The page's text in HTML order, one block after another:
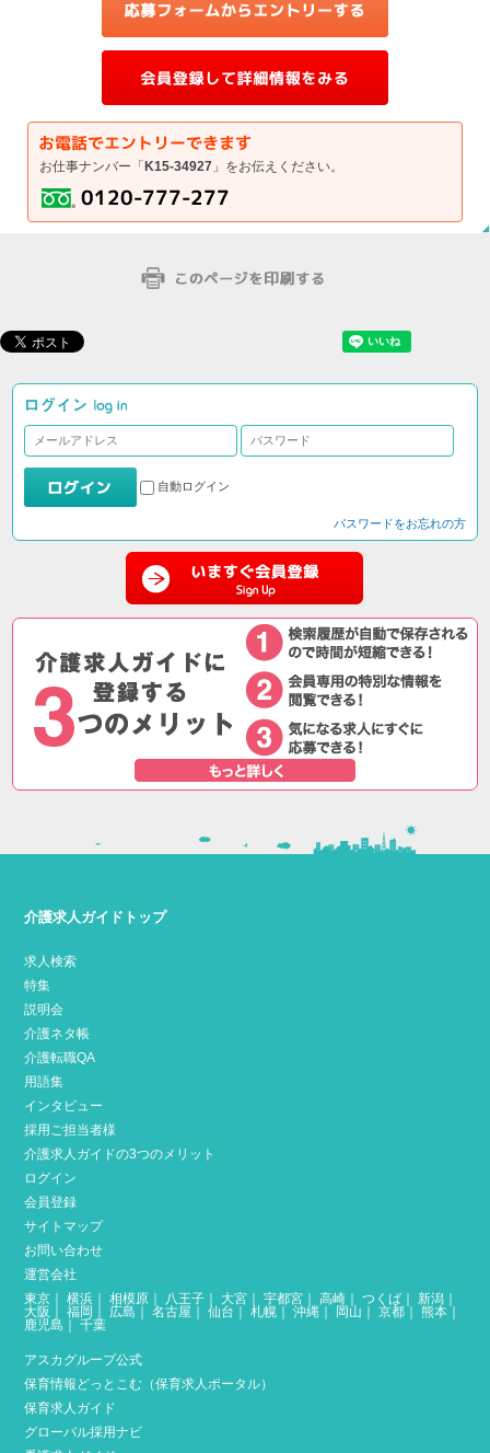
お仕事ナンバー「 K15-34927 」をお伝えください。
自動ログイン
パスワードをお忘れの方
介護求人ガイドトップ
求人検索
特集
説明会
介護ネタ帳
介護転職QA
用語集
インタビュー
採用ご担当者様
介護求人ガイドの3つのメリット
ログイン
会員登録
サイトマップ
お問い合わせ
運営会社
東京 ｜横浜 ｜相模原 ｜ 八王子 ｜ 大宮 ｜宇都宮 ｜高崎 ｜つくば ｜ 新潟 ｜
大阪
｜福岡 広島 ｜名古屋 ｜仙台 ｜札幌 ｜沖縄 ｜ 岡山 ｜京都｜熊本｜
鹿児島 ｜千葉
アスカグループ公式
保育情報どっとこむ（保育求人ポータル）
保育求人ガイド
グローバル採用ナビ